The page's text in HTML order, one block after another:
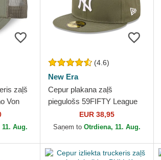
zaļš
Von
Aug.
(4.6)
New Era
Cepur plakana zaļš
piegulošs 59FIFTY League
Essential no New York
Yankees MLB no New Era
EUR 38,95
Saņem to Otrdiena, 11. Aug.